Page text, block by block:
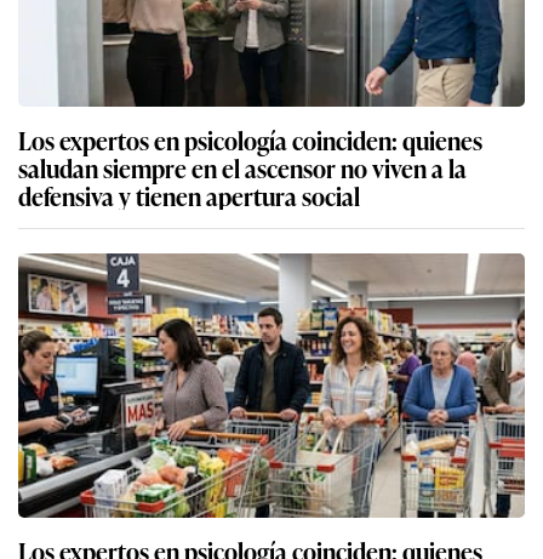
Los expertos en psicología coinciden: quienes
saludan siempre en el ascensor no viven a la
defensiva y tienen apertura social
Los expertos en psicología coinciden: quienes